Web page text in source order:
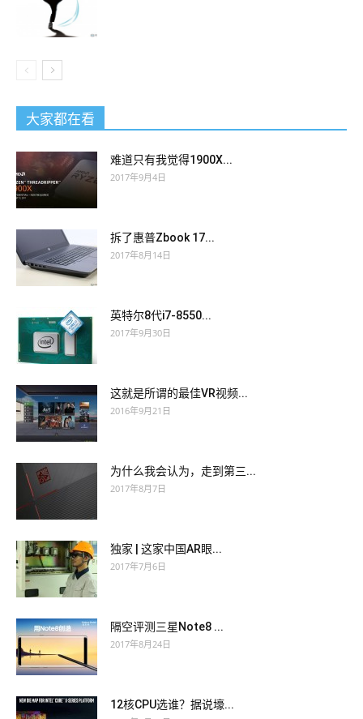
大家都在看
难道只有我觉得1900X...
2017年9月4日
拆了惠普Zbook 17...
2017年8月14日
英特尔8代i7-8550...
2017年9月30日
这就是所谓的最佳VR视频...
2016年9月21日
为什么我会认为，走到第三...
2017年8月7日
独家 | 这家中国AR眼...
2017年7月6日
隔空评测三星Note8 ...
2017年8月24日
12核CPU选谁？据说壕...